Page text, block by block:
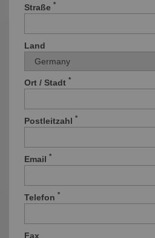
Straße *
Land
Ort / Stadt *
Postleitzahl *
Email *
Telefon *
Fax